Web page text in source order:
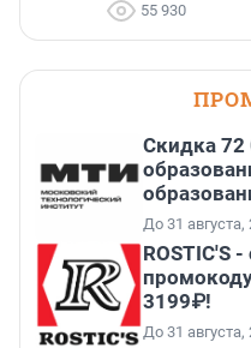
55 930
Скидка
До 31 августа,
ROSTIC'S
3199₽!
До 31 августа,